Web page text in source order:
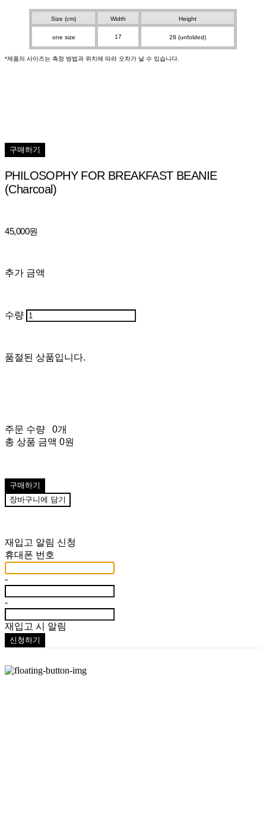
Size (cm) Width Height
one size 17 28 (unfolded)
*제품의 사이즈는 측정 방법과 위치에 따라 오차가 날 수 있습니다.
구매하기
PHILOSOPHY FOR BREAKFAST BEANIE
(Charcoal)
45,000원
추가 금액
수량
품절된 상품입니다.
주문 수량
0개
총 상품 금액 0원
구매하기
장바구니에 담기
재입고 알림 신청
휴대폰 번호
-
-
재입고 시 알림
신청하기